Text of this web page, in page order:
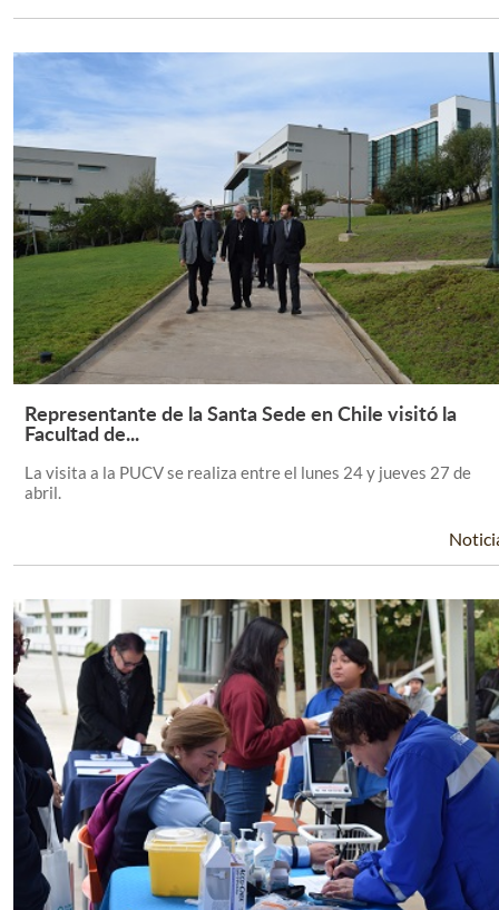
Leer Más +
Representante de la Santa Sede en Chile visitó la
Facultad de...
La visita a la PUCV se realiza entre el lunes 24 y jueves 27 de
abril.